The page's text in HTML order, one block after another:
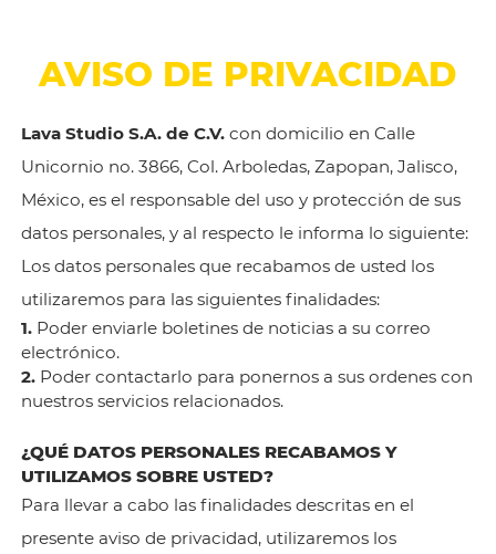
AVISO DE PRIVACIDAD
Lava Studio S.A. de C.V.con domicilio en Calle
Unicornio no. 3866, Col. Arboledas, Zapopan, Jalisco,
México, es el responsable del uso y protección de sus
datos personales, y al respecto le informa lo siguiente:
Los datos personales que recabamos de usted los
utilizaremos para las siguientes finalidades:
1.Poder enviarle boletines de noticias a su correo
electrónico.
2.Poder contactarlo para ponernos a sus ordenes con
nuestros servicios relacionados.
¿QUÉ DATOS PERSONALES RECABAMOS Y
UTILIZAMOS SOBRE USTED?
Para llevar a cabo las finalidades descritas en el
presente aviso de privacidad, utilizaremos los